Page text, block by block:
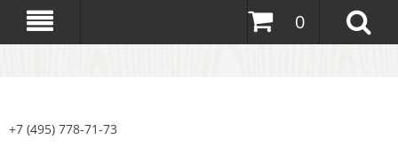
0
+7 (495) 778-71-73